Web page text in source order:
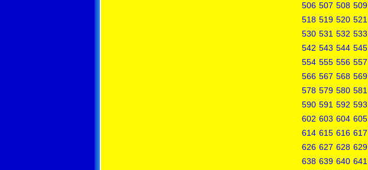
506 507 508 509
518 519 520 521
530 531 532 533
542 543 544 545
554 555 556 557
566 567 568 569
578 579 580 581
590 591 592 593
602 603 604 605
614 615 616 617
626 627 628 629
638 639 640 641